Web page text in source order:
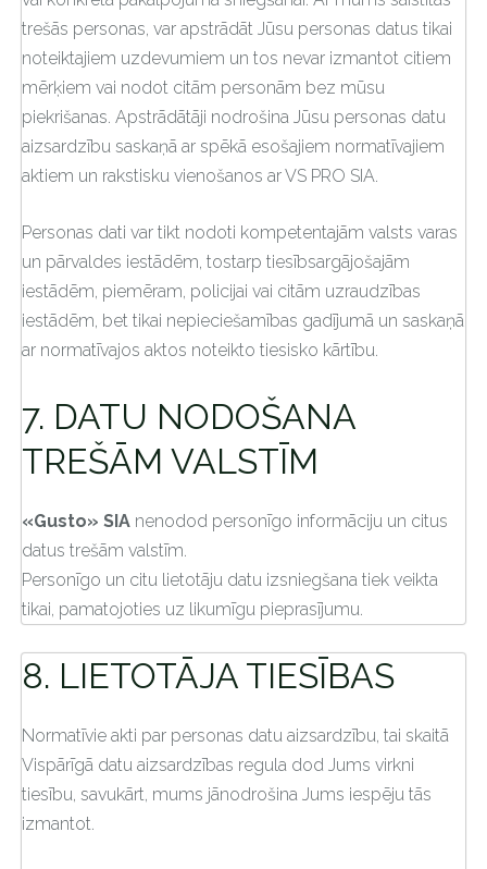
trešās personas, var apstrādāt Jūsu personas datus tikai
noteiktajiem uzdevumiem un tos nevar izmantot citiem
mērķiem vai nodot citām personām bez mūsu
piekrišanas. Apstrādātāji nodrošina Jūsu personas datu
aizsardzību saskaņā ar spēkā esošajiem normatīvajiem
aktiem un rakstisku vienošanos ar VS PRO SIA.
Personas dati var tikt nodoti kompetentajām valsts varas
un pārvaldes iestādēm, tostarp tiesībsargājošajām
iestādēm, piemēram, policijai vai citām uzraudzības
iestādēm, bet tikai nepieciešamības gadījumā un saskaņā
ar normatīvajos aktos noteikto tiesisko kārtību.
7. DATU NODOŠANA
TREŠĀM VALSTĪM
«Gusto» SIA nenodod personīgo informāciju un citus
datus trešām valstīm.
Personīgo un citu lietotāju datu izsniegšana tiek veikta
tikai, pamatojoties uz likumīgu pieprasījumu.
8. LIETOTĀJA TIESĪBAS
Normatīvie akti par personas datu aizsardzību, tai skaitā
Vispārīgā datu aizsardzības regula dod Jums virkni
tiesību, savukārt, mums jānodrošina Jums iespēju tās
izmantot.